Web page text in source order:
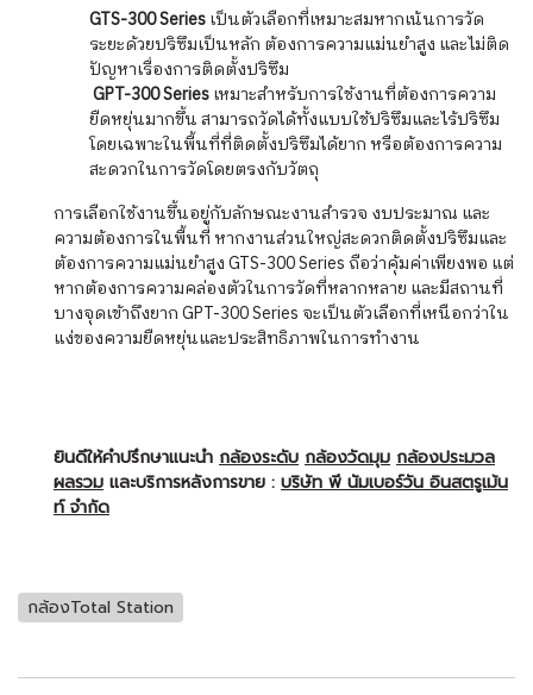
GTS-300 Seriesเป็นตัวเลือกที่เหมาะสมหากเน้นการวัด
ระยะด้วยปริซึมเป็นหลัก ต้องการความแม่นยำสูง และไม่ติด
ปัญหาเรื่องการติดตั้งปริซึม
GPT-300 Seriesเหมาะสำหรับการใช้งานที่ต้องการความ
ยืดหยุ่นมากขึ้น สามารถวัดได้ทั้งแบบใช้ปริซึมและไร้ปริซึม
โดยเฉพาะในพื้นที่ที่ติดตั้งปริซึมได้ยาก หรือต้องการความ
สะดวกในการวัดโดยตรงกับวัตถุ
การเลือกใช้งานขึ้นอยู่กับลักษณะงานสำรวจ งบประมาณ และ
ความต้องการในพื้นที่ หากงานส่วนใหญ่สะดวกติดตั้งปริซึมและ
ต้องการความแม่นยำสูง GTS-300 Series ถือว่าคุ้มค่าเพียงพอ แต่
หากต้องการความคล่องตัวในการวัดที่หลากหลาย และมีสถานที่
บางจุดเข้าถึงยาก GPT-300 Series จะเป็นตัวเลือกที่เหนือกว่าใน
แง่ของความยืดหยุ่นและประสิทธิภาพในการทำงาน
ยินดีให้คำปรึกษาแนะนำ กล้องระดับ กล้องวัดมุม กล้องประมวล
ผลรวม และบริการหลังการขาย : บริษัท พี นัมเบอร์วัน อินสตรูเม้น
ท์ จำกัด
กล้องTotal Station